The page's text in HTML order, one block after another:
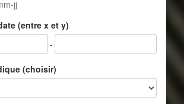
jj
(entre x et y)
-
(choisir)